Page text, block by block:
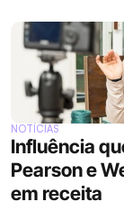
NOTÍCIAS
Influência
Pearson e
em receita